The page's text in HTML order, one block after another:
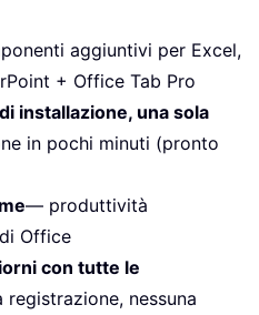
aggiuntivi per Excel,
+ Office Tab Pro
installazione, una sola
in pochi minuti (pronto
— produttività
Office
con tutte le
nessuna